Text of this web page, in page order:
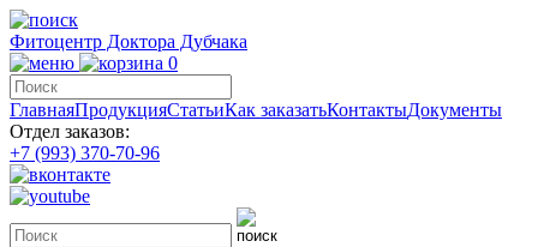
Фитоцентр Доктора Дубчака
0
ГлавнаяПродукцияСтатьиКак заказатьКонтактыДокументы
Отдел заказов:
+7 (993) 370-70-96